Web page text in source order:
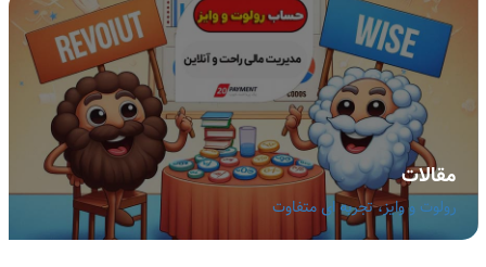
مقالات
رولوت و وایز، تجربه ای متفاوت